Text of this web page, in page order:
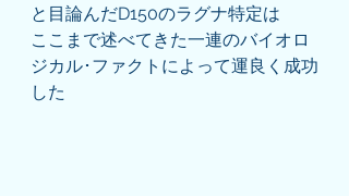
と目論んだD150のラグナ特定は
ここまで述べてきた一連のバイオロ
ジカル･ファクトによって運良く成功
した